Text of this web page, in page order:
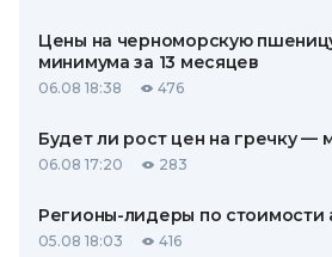
Цены на черноморскую
минимума за 13 месяцев
06.08 18:38 476
Будет ли рост цен на гречку —
06.08 17:20 283
Регионы-лидеры по стоимости
05.08 18:03 416